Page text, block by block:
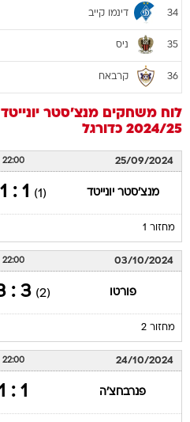
34 דינמו קייב
35 ניס
36 קרבאח
לוח משחקים מנצ'סטר יונייטד
2024/25 כדורגל
25/09/2024
22:00
מנצ'סטר יונייטד (1)
1 : 1
מחזור 1
03/10/2024
22:00
פורטו (2)
3 : 3
מחזור 2
24/10/2024
22:00
פנרבחצ'ה 1 : 1